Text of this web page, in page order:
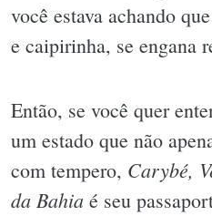
você estava achando
e caipirinha, se engana
Então, se você quer
um estado que não
com tempero, Carybé,
da Bahia é seu